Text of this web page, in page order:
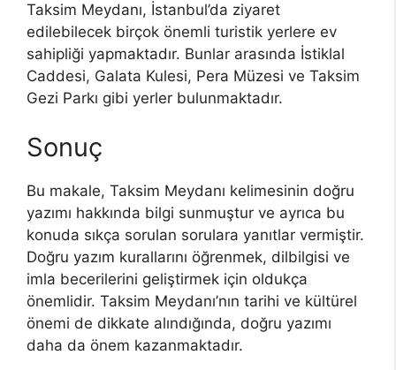
Taksim Meydanı, İstanbul’da ziyaret
edilebilecek birçok önemli turistik yerlere ev
sahipliği yapmaktadır. Bunlar arasında İstiklal
Caddesi, Galata Kulesi, Pera Müzesi ve Taksim
Gezi Parkı gibi yerler bulunmaktadır.
Sonuç
Bu makale, Taksim Meydanı kelimesinin doğru
yazımı hakkında bilgi sunmuştur ve ayrıca bu
konuda sıkça sorulan sorulara yanıtlar vermiştir.
Doğru yazım kurallarını öğrenmek, dilbilgisi ve
imla becerilerini geliştirmek için oldukça
önemlidir. Taksim Meydanı’nın tarihi ve kültürel
önemi de dikkate alındığında, doğru yazımı
daha da önem kazanmaktadır.